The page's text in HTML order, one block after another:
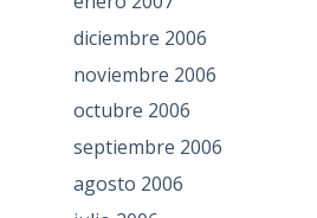
diciembre 2006
noviembre 2006
octubre 2006
septiembre 2006
agosto 2006